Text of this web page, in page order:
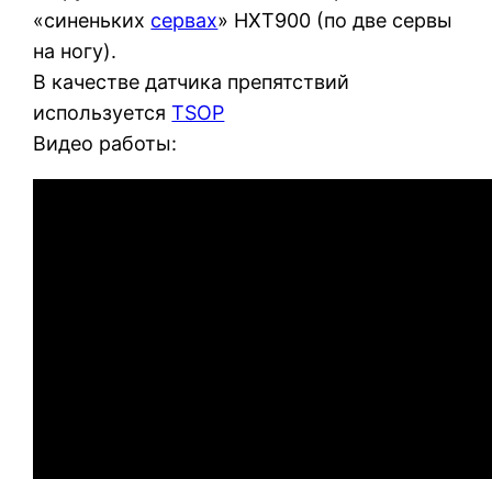
«синеньких сервах» HXT900 (по две сервы
на ногу).
В качестве датчика препятствий
используетсяTSOP
Видео работы: